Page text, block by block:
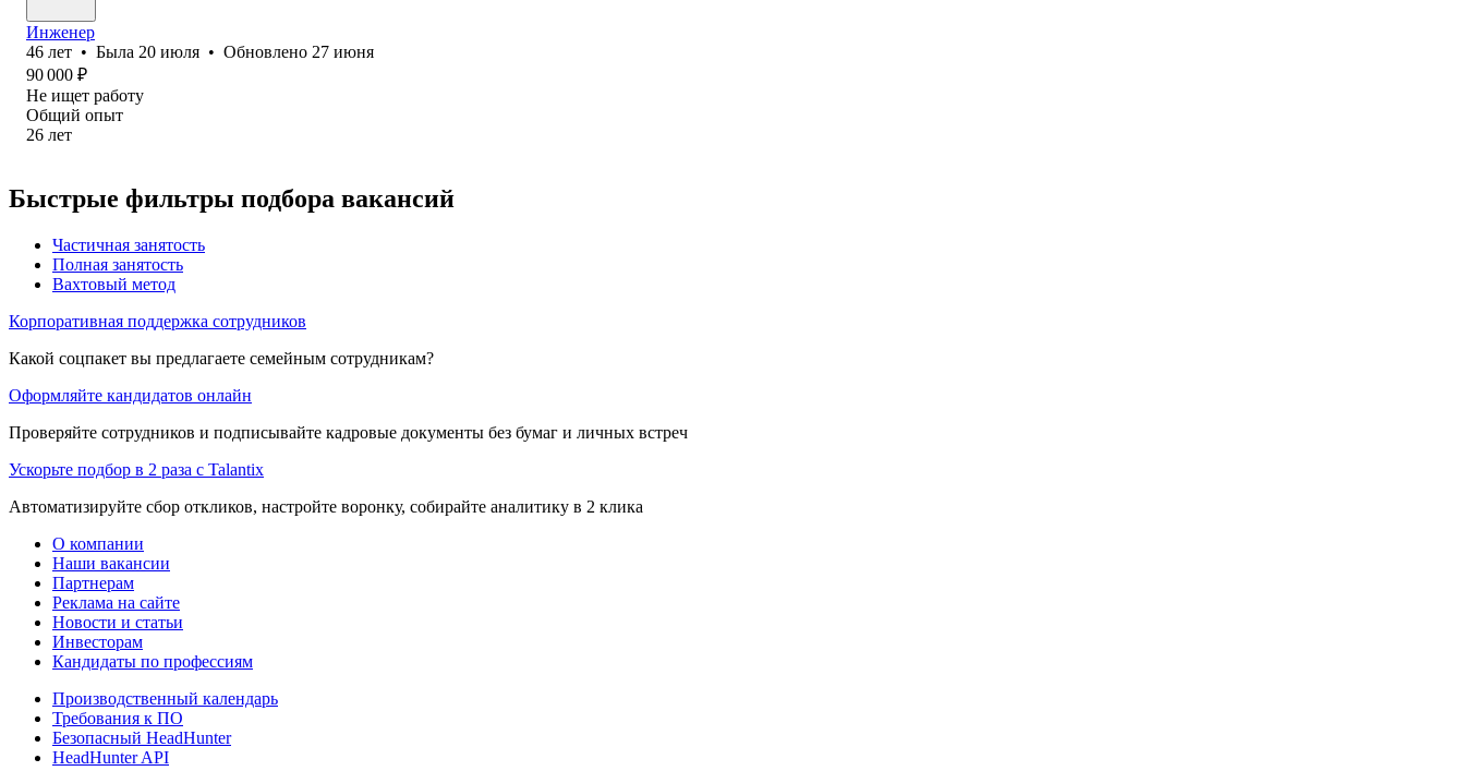
Инженер
46 лет • Была 20 июля • Обновлено 27 июня
90 000 ₽
Не ищет работу
Общий опыт
26 лет
Быстрые фильтры подбора вакансий
Частичная занятость
Полная занятость
Вахтовый метод
Корпоративная поддержка сотрудников
Какой соцпакет вы предлагаете семейным сотрудникам?
Оформляйте кандидатов онлайн
Проверяйте сотрудников и подписывайте кадровые документы без бумаг и личных встреч
Ускорьте подбор в 2 раза с Talantix
Автоматизируйте сбор откликов, настройте воронку, собирайте аналитику в 2 клика
О компании
Наши вакансии
Партнерам
Реклама на сайте
Новости и статьи
Инвесторам
Кандидаты по профессиям
Производственный календарь
Требования к ПО
Безопасный HeadHunter
HeadHunter API